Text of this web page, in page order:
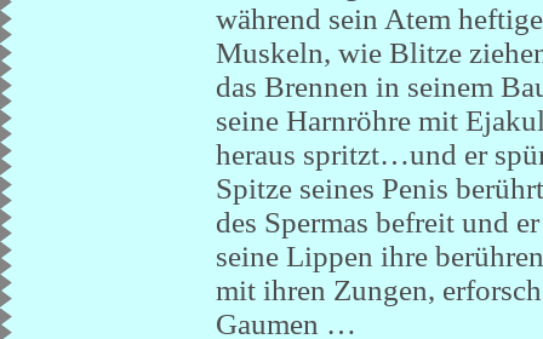
während sein Atem
Muskeln, wie Blitze
das Brennen in seinem
seine Harnröhre mit
heraus spritzt…und er
Spitze seines Penis
des Spermas befreit und
seine Lippen ihre
mit ihren Zungen,
Gaumen …